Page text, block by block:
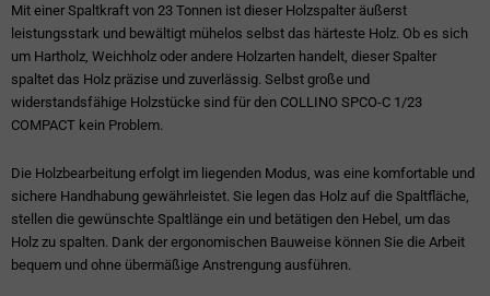
Mit einer Spaltkraft von 23 Tonnen ist dieser Holzspalter äußerst
leistungsstark und bewältigt mühelos selbst das härteste Holz. Ob es sich
um Hartholz, Weichholz oder andere Holzarten handelt, dieser Spalter
spaltet das Holz präzise und zuverlässig. Selbst große und
widerstandsfähige Holzstücke sind für den COLLINO SPCO-C 1/23
COMPACT kein Problem.
Die Holzbearbeitung erfolgt im liegenden Modus, was eine komfortable und
sichere Handhabung gewährleistet. Sie legen das Holz auf die Spaltfläche,
stellen die gewünschte Spaltlänge ein und betätigen den Hebel, um das
Holz zu spalten. Dank der ergonomischen Bauweise können Sie die Arbeit
bequem und ohne übermäßige Anstrengung ausführen.